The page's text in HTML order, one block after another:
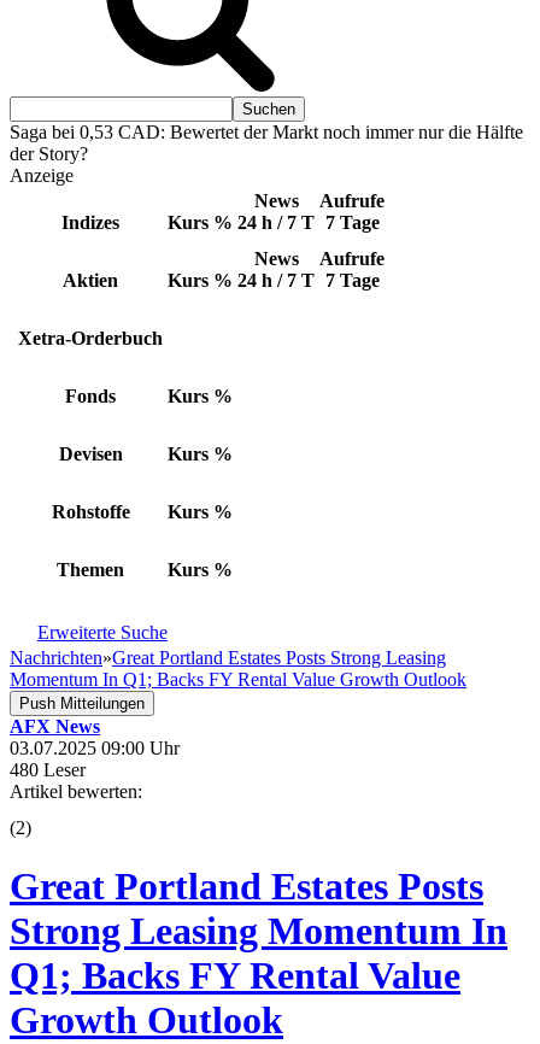
Saga bei 0,53 CAD: Bewertet der Markt noch immer nur die Hälfte
der Story?
Anzeige
Indizes Kurs %
News
24 h / 7 T
Aufrufe
7 Tage
Aktien Kurs %
News
24 h / 7 T
Aufrufe
7 Tage
Xetra-Orderbuch
Fonds Kurs %
Devisen Kurs %
Rohstoffe Kurs %
Themen Kurs %
Erweiterte Suche
Nachrichten»Great Portland Estates Posts Strong Leasing
Momentum In Q1; Backs FY Rental Value Growth Outlook
Push Mitteilungen
AFX News
03.07.2025 09:00 Uhr
480 Leser
Artikel bewerten:
(2)
Great Portland Estates Posts
Strong Leasing Momentum In
Q1; Backs FY Rental Value
Growth Outlook